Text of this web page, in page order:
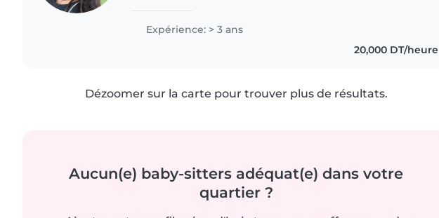
je suis intéressée..
Expérience: > 3 ans
20,000 DT/heure
Dézoomer sur la carte pour trouver plus de résultats.
Aucun(e) baby-sitters adéquat(e) dans votre
quartier ?